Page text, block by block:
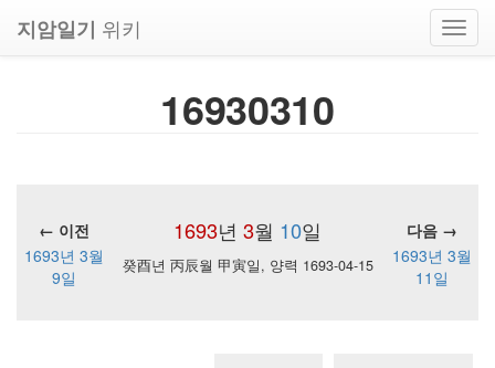
지암일기 위키
16930310
1693년 3월 10일
← 이전
다음 →
1693년 3월
9일
癸酉년 丙辰월 甲寅일, 양력 1693-04-15
1693년 3월
11일